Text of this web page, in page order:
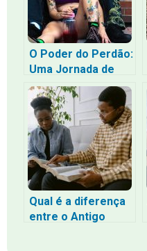
O Poder do Perdão:
Uma Jornada de
Cura e Libertação
Qual é a diferença
entre o Antigo